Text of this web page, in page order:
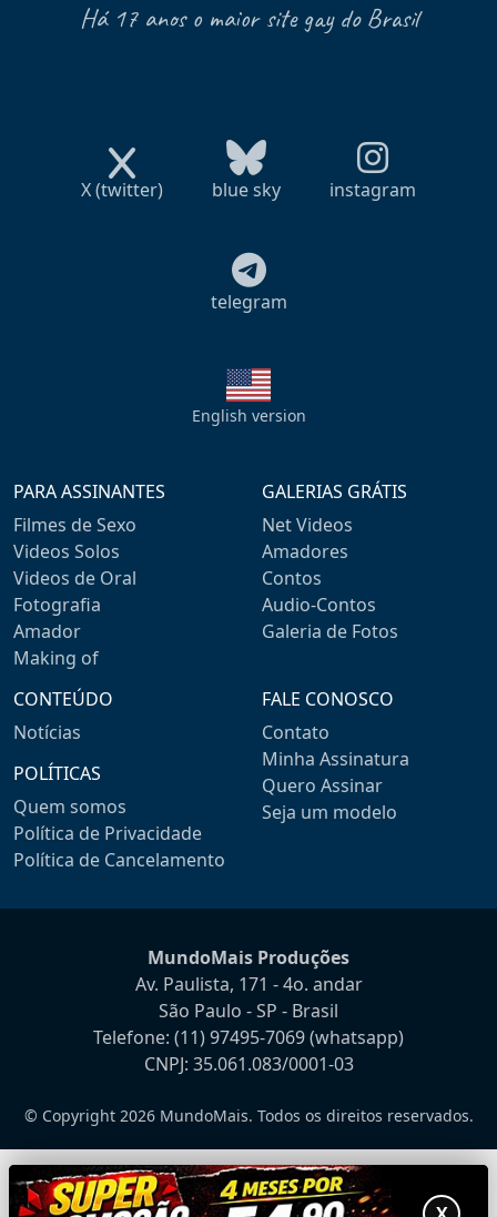
Há 17 anos o maior site gay do Brasil
X (twitter) blue sky instagram
telegram
English version
PARA ASSINANTES
Filmes de Sexo
Videos Solos
Videos de Oral
Fotografia
Amador
Making of
GALERIAS GRÁTIS
Net Videos
Amadores
Contos
Audio-Contos
Galeria de Fotos
CONTEÚDO
Notícias
POLÍTICAS
Quem somos
Política de Privacidade
Política de Cancelamento
FALE CONOSCO
Contato
Minha Assinatura
Quero Assinar
Seja um modelo
MundoMais Produções
Av. Paulista, 171 - 4o. andar
São Paulo - SP - Brasil
Telefone: (11) 97495-7069(whatsapp)
CNPJ: 35.061.083/0001-03
© Copyright 2026 MundoMais. Todos os direitos reservados.